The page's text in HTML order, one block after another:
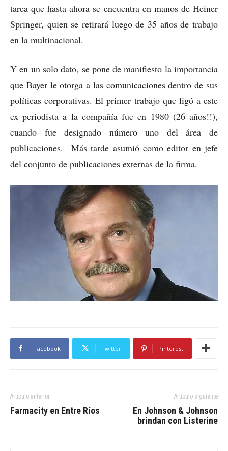
tarea que hasta ahora se encuentra en manos de Heiner
Springer, quien se retirará luego de 35 años de trabajo
en la multinacional.
Y en un solo dato, se pone de manifiesto la importancia
que Bayer le otorga a las comunicaciones dentro de sus
políticas corporativas. El primer trabajo que ligó a este
ex periodista a la compañía fue en 1980 (26 años!!),
cuando fue designado número uno del área de
publicaciones. Más tarde asumió como editor en jefe
del conjunto de publicaciones externas de la firma.
Facebook Twitter Pinterest
Artículo anterior
Farmacity en Entre Ríos
Artículo siguiente
En Johnson & Johnson
brindan con Listerine